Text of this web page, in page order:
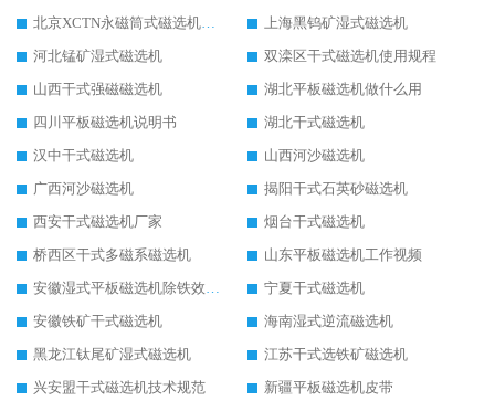
北京XCTN永磁筒式磁选机磁块位置
上海黑钨矿湿式磁选机
河北锰矿湿式磁选机
双滦区干式磁选机使用规程
山西干式强磁磁选机
湖北平板磁选机做什么用
四川平板磁选机说明书
湖北干式磁选机
汉中干式磁选机
山西河沙磁选机
广西河沙磁选机
揭阳干式石英砂磁选机
西安干式磁选机厂家
烟台干式磁选机
桥西区干式多磁系磁选机
山东平板磁选机工作视频
安徽湿式平板磁选机除铁效果怎么样
宁夏干式磁选机
安徽铁矿干式磁选机
海南湿式逆流磁选机
黑龙江钛尾矿湿式磁选机
江苏干式选铁矿磁选机
兴安盟干式磁选机技术规范
新疆平板磁选机皮带